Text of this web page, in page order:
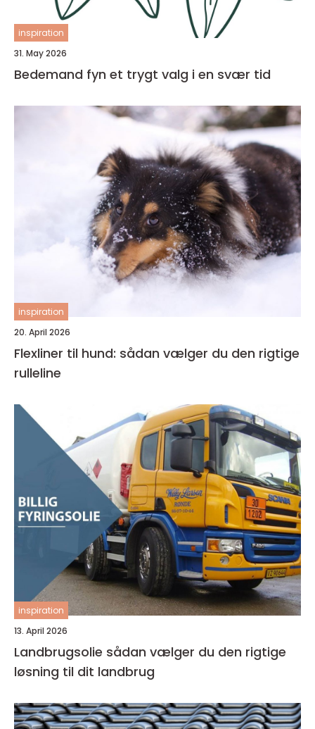
inspiration
31. May 2026
Bedemand fyn et trygt valg i en svær tid
inspiration
20. April 2026
Flexliner til hund: sådan vælger du den rigtige
rulleline
inspiration
13. April 2026
Landbrugsolie sådan vælger du den rigtige
løsning til dit landbrug